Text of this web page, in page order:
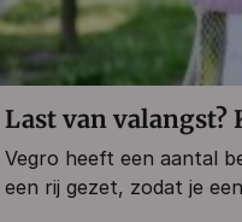
Last van valangst?
Vegro heeft een aantal
een rij gezet, zodat je